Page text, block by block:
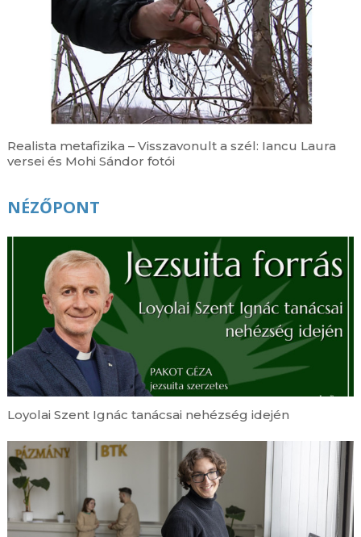
Realista metafizika – Visszavonult a szél: Iancu Laura
versei és Mohi Sándor fotói
NÉZŐPONT
Loyolai Szent Ignác tanácsai nehézség idején